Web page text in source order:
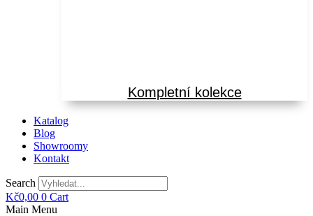
Kompletní kolekce
Katalog
Blog
Showroomy
Kontakt
Search
Kč0,00 0 Cart
Main Menu